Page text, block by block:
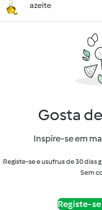
azeite
Gosta
Inspire-se em
Registe-se e usufrua de 30
Sem
Registe-